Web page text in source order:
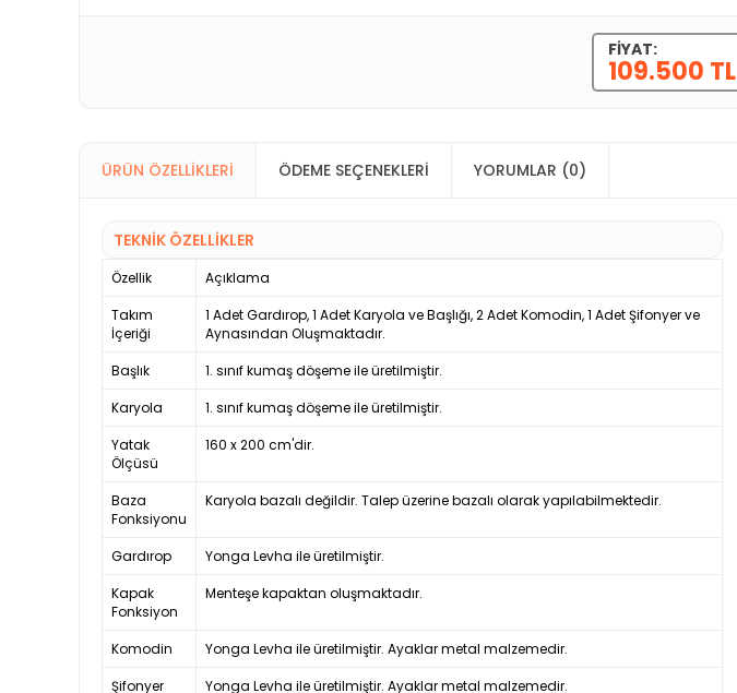
FIYAT:
109.500 TL
ÜRÜN ÖZELLIKLERI ÖDEME SEÇENEKLERI YORUMLAR (0)
TEKNİK ÖZELLİKLER
Özellik
Açıklama
Takım
İçeriği
1 Adet Gardırop, 1 Adet Karyola ve Başlığı, 2 Adet Komodin, 1 Adet Şifonyer ve
Aynasından Oluşmaktadır.
Başlık
1. sınıf kumaş döşeme ile üretilmiştir.
Karyola
1. sınıf kumaş döşeme ile üretilmiştir.
Yatak
Ölçüsü
160 x 200 cm'dir.
Baza
Fonksiyonu
Karyola bazalı değildir. Talep üzerine bazalı olarak yapılabilmektedir.
Gardırop
Yonga Levha ile üretilmiştir.
Kapak
Fonksiyon
Menteşe kapaktan oluşmaktadır.
Komodin
Yonga Levha ile üretilmiştir. Ayaklar metal malzemedir.
Şifonyer
Yonga Levha ile üretilmiştir. Ayaklar metal malzemedir.